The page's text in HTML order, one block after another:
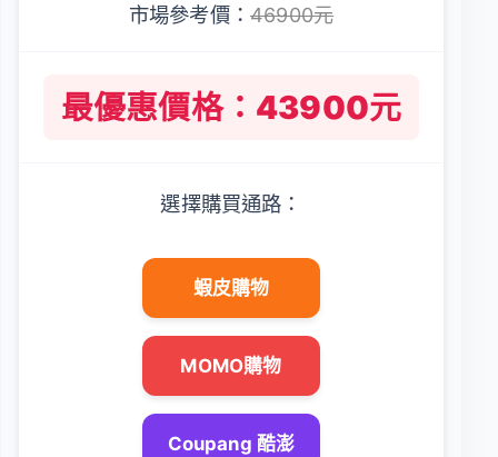
市場參考價： 46900元
最優惠價格：43900元
選擇購買通路：
蝦皮購物
MOMO購物
Coupang 酷澎